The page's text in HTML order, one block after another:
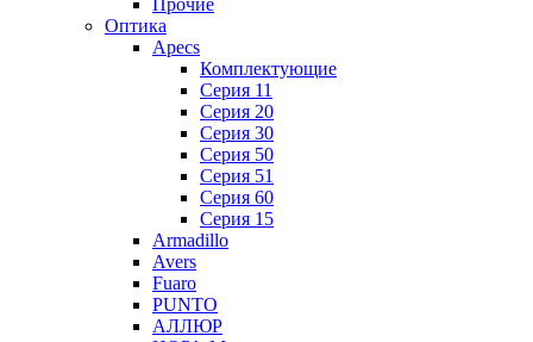
Прочие
Оптика
Apecs
Комплектующие
Серия 11
Серия 20
Серия 30
Серия 50
Серия 51
Серия 60
Серия 15
Armadillo
Avers
Fuaro
PUNTO
АЛЛЮР